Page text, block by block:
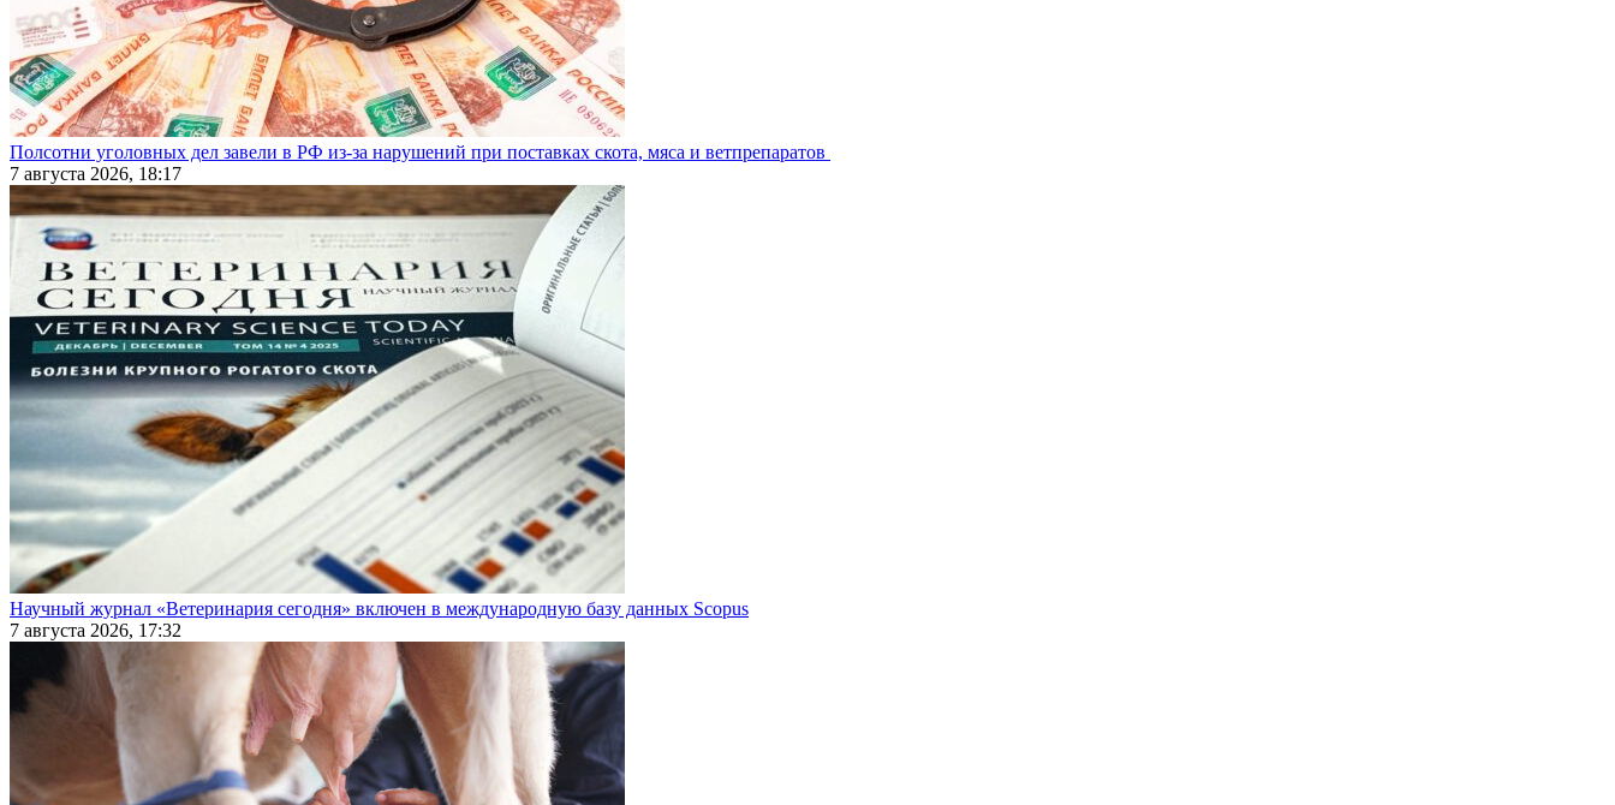
Полсотни уголовных дел завели в РФ из-за нарушений при поставках скота, мяса и ветпрепаратов
7 августа 2026, 18:17
Научный журнал «Ветеринария сегодня» включен в международную базу данных Scopus
7 августа 2026, 17:32